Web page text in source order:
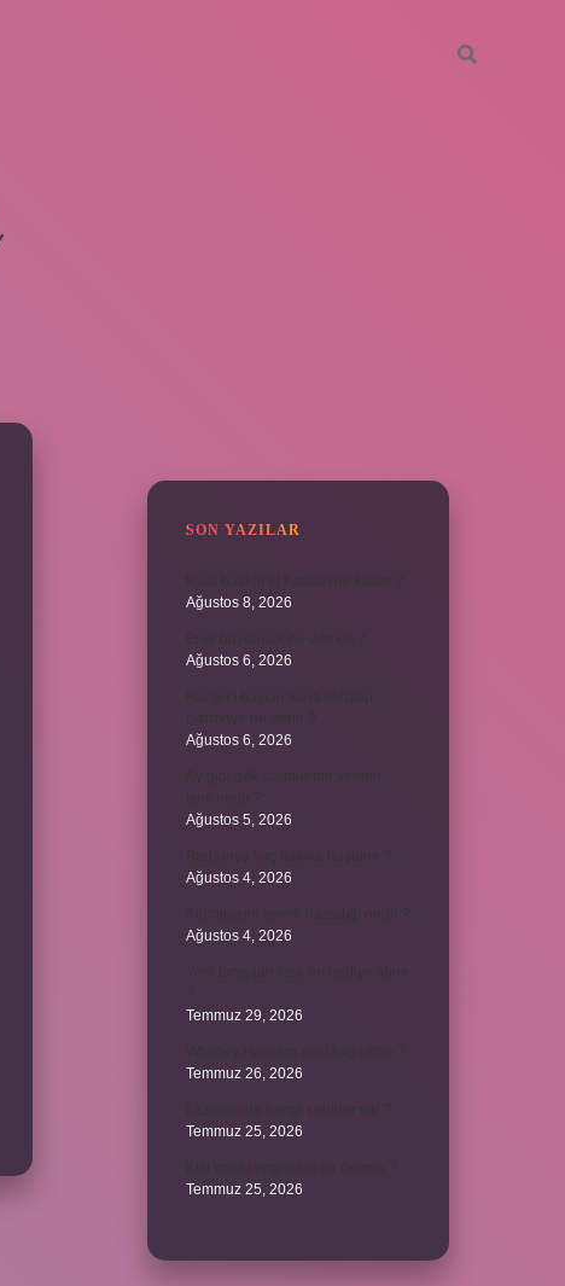
SON YAZILAR
Ağustos 8, 2026
Ağustos 6, 2026
Ağustos 6, 2026
Ağustos 5, 2026
Ağustos 4, 2026
Ağustos 4, 2026
Temmuz 29, 2026
Temmuz 26, 2026
Temmuz 25, 2026
Temmuz 25, 2026